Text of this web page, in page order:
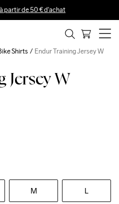
partir de 50 € d'achat
Jersey W
M L
Shirts Endur Training Jersey W